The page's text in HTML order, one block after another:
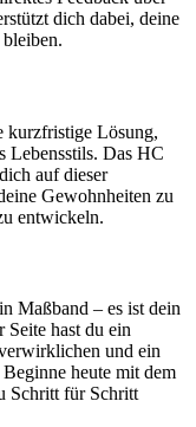
dich dabei, deine
kurzfristige Lösung,
Lebensstils. Das HC
auf dieser
Gewohnheiten zu
entwickeln.
Maßband – es ist dein
hast du ein
und ein
heute mit dem
Schritt für Schritt